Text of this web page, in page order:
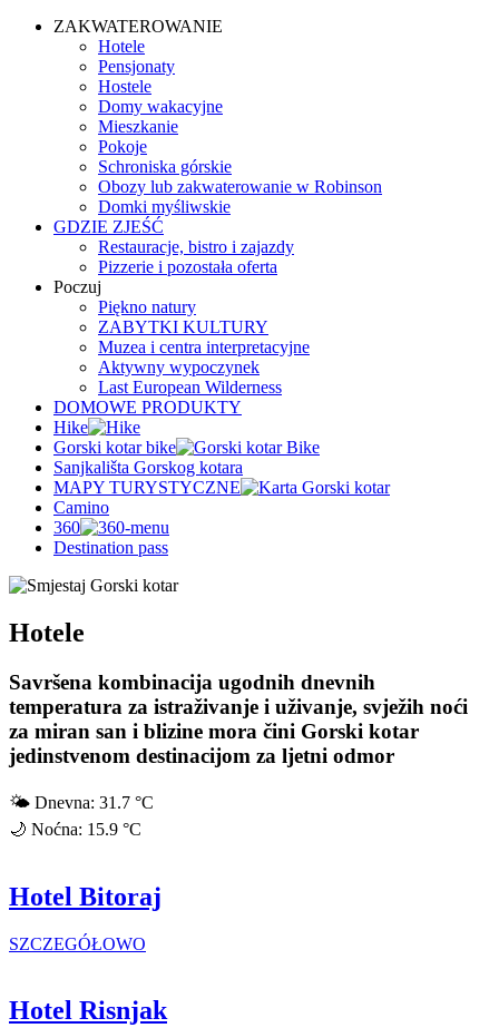
ZAKWATEROWANIE
Hotele
Pensjonaty
Hostele
Domy wakacyjne
Mieszkanie
Pokoje
Schroniska górskie
Obozy lub zakwaterowanie w Robinson
Domki myśliwskie
GDZIE ZJEŚĆ
Restauracje, bistro i zajazdy
Pizzerie i pozostała oferta
Poczuj
Piękno natury
ZABYTKI KULTURY
Muzea i centra interpretacyjne
Aktywny wypoczynek
Last European Wilderness
DOMOWE PRODUKTY
Hike
Gorski kotar bike
Sanjkališta Gorskog kotara
MAPY TURYSTYCZNE
Camino
360
Destination pass
Hotele
Savršena kombinacija ugodnih dnevnih
temperatura za istraživanje i uživanje, svježih noći
za miran san i blizine mora čini Gorski kotar
jedinstvenom destinacijom za ljetni odmor
🌤 Dnevna: 31.7 °C
🌙 Noćna: 15.9 °C
Hotel Bitoraj
SZCZEGÓŁOWO
Hotel Risnjak